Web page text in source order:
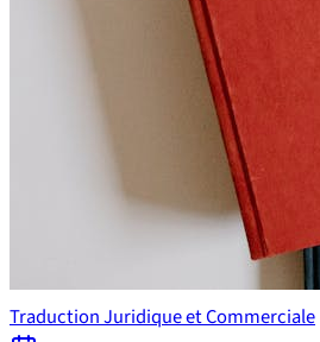
Traduction Juridique et Commerciale